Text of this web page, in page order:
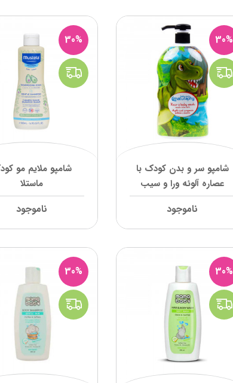
30%
شامپو سر و بدن کودک با
عصاره آلوئه ورا و سیب
ناتروفی
ناموجود
30%
شامپو ملایم مو
ماستلا
ناموجود
30%
30%